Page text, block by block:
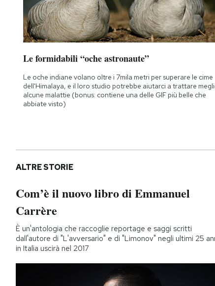
Le formidabili “oche astronaute”
Le oche indiane volano oltre i 7mila metri per superare le cime
dell'Himalaya, e il loro studio potrebbe aiutarci a trattare
alcune malattie (bonus: contiene una delle GIF più belle che
abbiate visto)
ALTRE STORIE
Com’è il nuovo libro di Emmanuel
Carrère
È un'antologia che raccoglie reportage e saggi scritti
dall'autore di "L'avversario" e di "Limonov" negli ultimi 25
in Italia uscirà nel 2017